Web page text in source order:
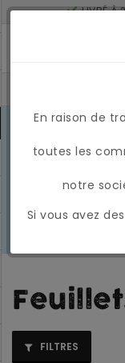
LIVRÉ À
CONDITIONS
En raison des
du marché, les
disponibilité
actuellement
carburant
FILTRES
En raison de
toutes les
notre
Si vous avez